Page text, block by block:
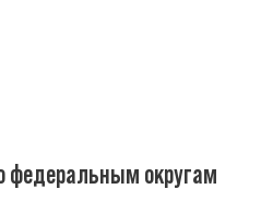
федеральным округам